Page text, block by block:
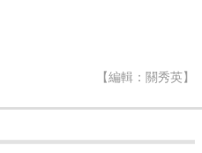
【編輯：關秀英】